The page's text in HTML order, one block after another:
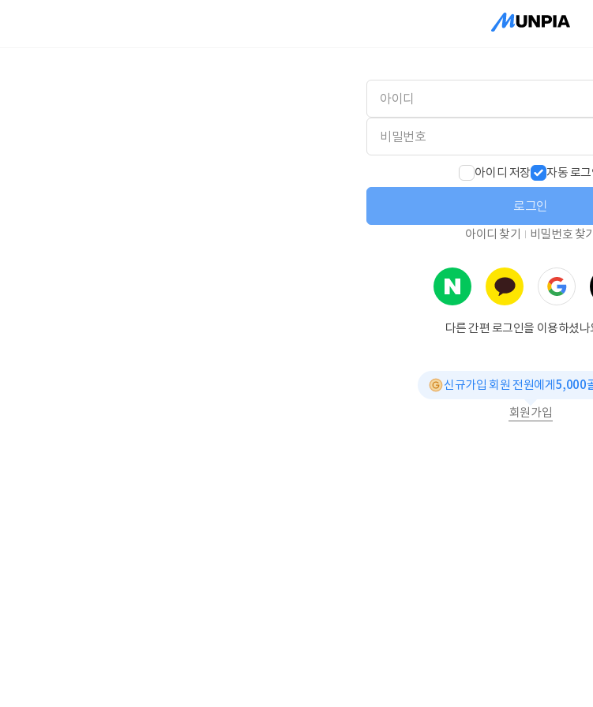
아이디 저장 자동 로
로그인
아이디 찾기 비밀번호 찾
다른 간편 로그인을 이용하셨나
신규가입 회원 전원에게5,000
회원가입